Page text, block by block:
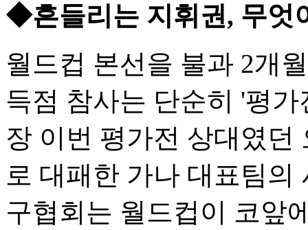
◆흔들리는 지휘권, 무엇
월드컵 본선을 불과 2개
득점 참사는 단순히 '평
장 이번 평가전 상대였던
로 대패한 가나 대표팀의
구협회는 월드컵이 코앞